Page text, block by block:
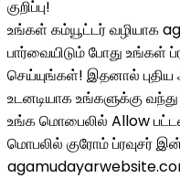
குறிப்பு!
உங்கள் கம்யூட்டர் வழியாக
பார்வையிடும் போது உங்கள்
செய்யுங்கள்! இதனால் புதிய
உடனடியாக உங்களுக்கு வந்து
உங்க மொபைலில் Allow
மொபலில் குரோம் ப்ரவுசர்